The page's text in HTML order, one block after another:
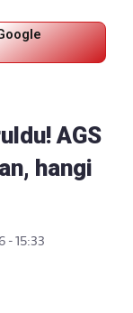
AGS
hangi
- 15:33